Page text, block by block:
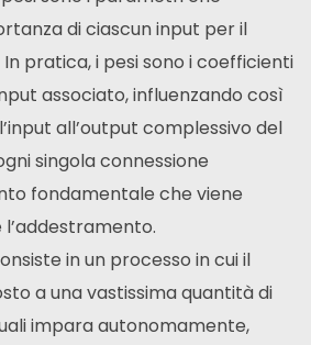
di ciascun input per il
pratica, i pesi sono i coefficienti
associato, influenzando così
all’output complessivo del
singola connessione
fondamentale che viene
in un processo in cui il
a una vastissima quantità di
impara autonomamente,